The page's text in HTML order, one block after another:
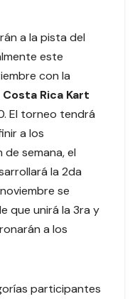
a la pista del
este
con la
Costa Rica Kart
El torneo tendrá
a los
semana, el
la 2da
se
que unirá la 3ra y
a los
participantes